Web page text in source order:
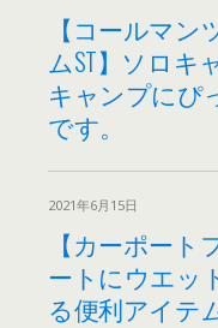
【コールマ
ムST】ソロキ
キャンプにぴ
です。
2021年6月15日
【カーポート
ートにウエッ
る便利アイテ